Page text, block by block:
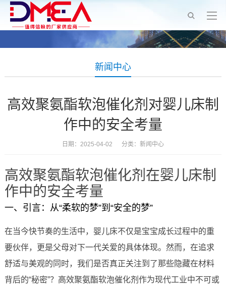
新闻中心
高效聚氨酯软泡催化剂对婴儿床制
作中的安全考量
日期：2025-04-02 分类： 新闻中心
高效聚氨酯软泡催化剂在婴儿床制
作中的安全考量
一、引言：从“柔软的梦”到“安全的梦”
在当今快节奏的生活中，婴儿床不仅是宝宝成长过程中的重
要伙伴，更是父母对下一代关爱的具体体现。然而，在追求
舒适与美观的同时，我们是否真正关注到了那些隐藏在材料
背后的“秘密”？高效聚氨酯软泡催化剂作为现代工业中不可或